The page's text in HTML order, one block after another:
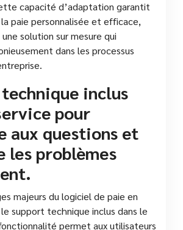
capacité d’adaptation garantit
paie personnalisée et efficace,
solution sur mesure qui
dans les processus
inclus
pour
aux questions et
les problèmes
majeurs du logiciel de paie en
support technique inclus dans le
permet aux utilisateurs